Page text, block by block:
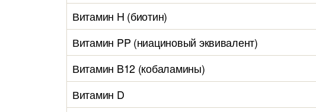
Витамин H (биотин)
Витамин PP (ниациновый эквивалент)
Витамин B12 (кобаламины)
Витамин D